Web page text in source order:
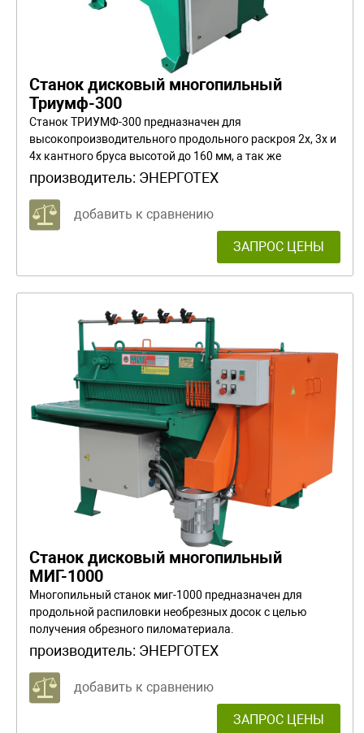
Станок дисковый многопильный
Триумф-300
Станок ТРИУМФ-300 предназначен для
высокопроизводительного продольного раскроя 2х, 3х и
4х кантного бруса высотой до 160 мм, а так же
производить роспуск доски или щита неограниченной
ширины.
производитель: ЭНЕРГОТЕХ
добавить к сравнению
ЗАПРОС ЦЕНЫ
Станок дисковый многопильный
МИГ-1000
Многопильный станок миг-1000 предназначен для
продольной распиловки необрезных досок с целью
получения обрезного пиломатериала.
производитель: ЭНЕРГОТЕХ
добавить к сравнению
ЗАПРОС ЦЕНЫ